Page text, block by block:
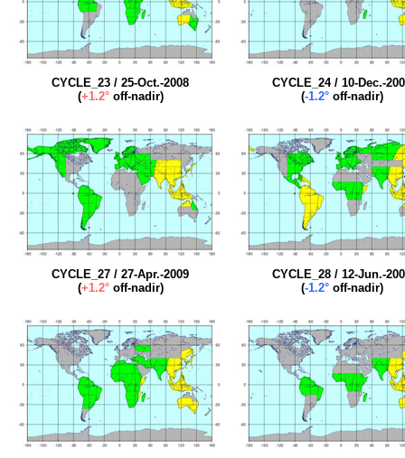
CYCLE_23 / 25-Oct.-2008
(+1.2° off-nadir)
CYCLE_24 / 10-Dec.-
(-1.2° off-nadir)
CYCLE_27 / 27-Apr.-2009
(+1.2° off-nadir)
CYCLE_28 / 12-Jun.-
(-1.2° off-nadir)